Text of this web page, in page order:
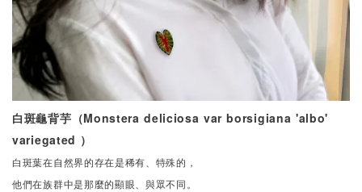
白斑龜背芋（Monstera deliciosa var borsigiana 'albo'
variegated ）
白斑葉在自然界的存在是稀有、特殊的，
他們在族群中是那麼的顯眼、與眾不同。